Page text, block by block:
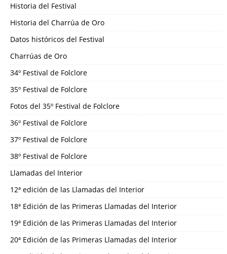
Historia del Festival
Historia del Charrúa de Oro
Datos históricos del Festival
Charrúas de Oro
34º Festival de Folclore
35º Festival de Folclore
Fotos del 35º Festival de Folclore
36º Festival de Folclore
37º Festival de Folclore
38º Festival de Folclore
Llamadas del Interior
12ª edición de las Llamadas del Interior
18ª Edición de las Primeras Llamadas del Interior
19ª Edición de las Primeras Llamadas del Interior
20ª Edición de las Primeras Llamadas del Interior